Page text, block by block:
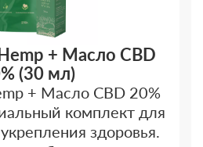
+ Масло CBD
(30 мл)
+ Масло CBD 20%
комплект для
здоровья.